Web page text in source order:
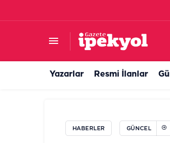
Yazarlar Resmi İlanlar
HABERLER GÜNCEL
Şanlıurfa’da personel alımına